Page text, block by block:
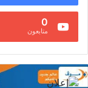
0
متابعون